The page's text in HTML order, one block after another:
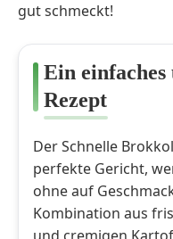
gut schmeckt!
Ein einfaches
Rezept
Der Schnelle
perfekte Gericht,
ohne auf
Kombination aus